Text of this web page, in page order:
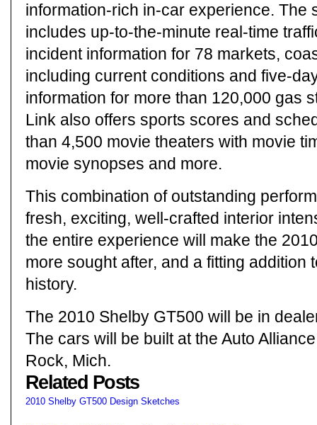
information-rich in-car experience. The
includes up-to-the-minute real-time
incident information for 78 markets,
including current conditions and five-
information for more than 120,000 gas
Link also offers sports scores and
than 4,500 movie theaters with movie
movie synopses and more.
This combination of outstanding
fresh, exciting, well-crafted interior
the entire experience will make the
more sought after, and a fitting addition
history.
The 2010 Shelby GT500 will be in
The cars will be built at the Auto
Rock, Mich.
Related Posts
2010 Shelby GT500 Design Sketches